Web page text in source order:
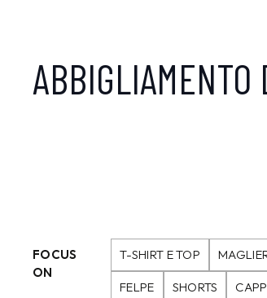
ABBIGLIAMENTO
FOCUS
ON
T-SHIRT E TOP
FELPE SHORTS